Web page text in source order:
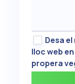
Desa
lloc web
propera